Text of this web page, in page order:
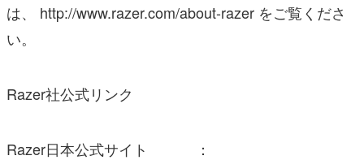
は、 http://www.razer.com/about-razer をご覧くださ
い。
Razer社公式リンク
Razer日本公式サイト ：